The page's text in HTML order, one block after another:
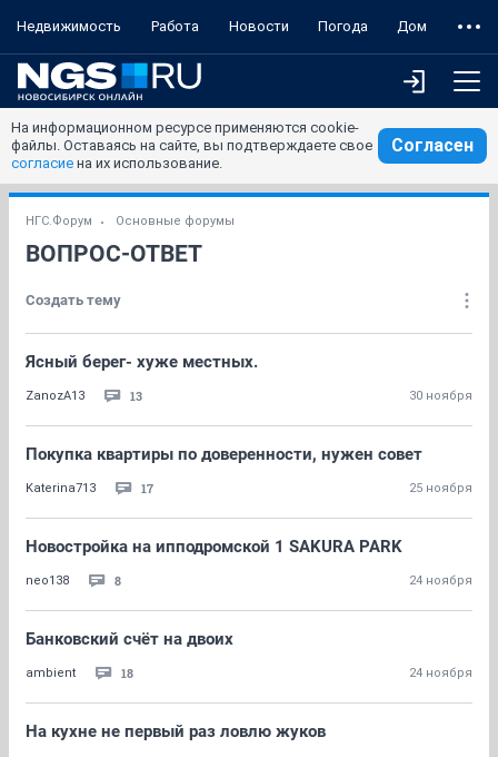
Недвижимость Работа Новости Погода Дом
На информационном ресурсе применяются cookie-
файлы. Оставаясь на сайте, вы подтверждаете свое
согласие на их использование.
Согласен
НГС.Форум Основные форумы
ВОПРОС-ОТВЕТ
Создать тему
Ясный берег- хуже местных.
ZanozA13 13 30 ноября
Покупка квартиры по доверенности, нужен совет
Katerina713 17 25 ноября
Новостройка на ипподромской 1 SAKURA PARK
neo138 8 24 ноября
Банковский счёт на двоих
аmbient 18 24 ноября
На кухне не первый раз ловлю жуков